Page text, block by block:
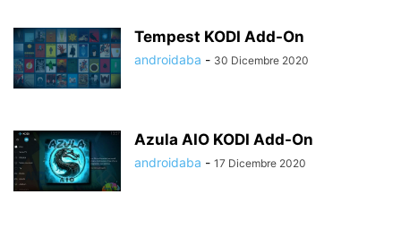
Tempest KODI Add-On
androidaba - 30 Dicembre 2020
Azula AIO KODI Add-On
androidaba - 17 Dicembre 2020